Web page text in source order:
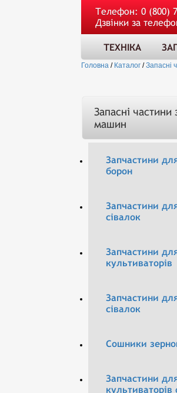
Телефон: 0 (800)
Дзвінки за
ТЕХНІКА
Головна / Каталог /Запасні
Запасні частини
машин
Запчастини
борон
Запчастини
сівалок
Запчастини
культиваторів
Запчастини
сівалок
Сошники
Запчастини
культиваторів